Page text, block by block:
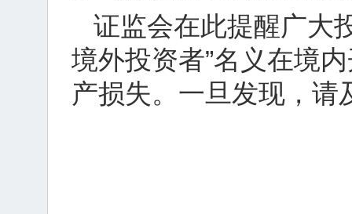
证监会在此提醒广大
境外投资者”名义在境
产损失。一旦发现，请